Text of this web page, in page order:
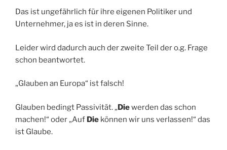
Das ist ungefährlich für ihre eigenen Politiker und
Unternehmer, ja es ist in deren Sinne.
Leider wird dadurch auch der zweite Teil der o.g. Frage
schon beantwortet.
„Glauben an Europa“ ist falsch!
Glauben bedingt Passivität. „Diewerden das schon
machen!“ oder „Auf Die können wir uns verlassen!“ das
ist Glaube.